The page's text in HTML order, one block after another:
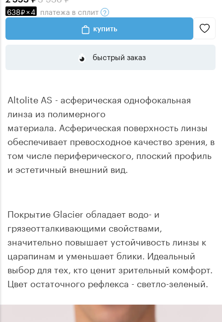
638 ×4 платежа в сплит
купить
быстрый заказ
Altolite AS - асферическая однофокальная
линза из полимерного
материала. Асферическая поверхность линзы
обеспечивает превосходное качество зрения, в
том числе периферического, плоский профиль
и эстетичный внешний вид.
Покрытие Glacier обладает водо- и
грязеотталкивающими свойствами,
значительно повышает устойчивость линзы к
царапинам и уменьшает блики. Идеальный
выбор для тех, кто ценит зрительный комфорт.
Цвет остаточного рефлекса - светло-зеленый.